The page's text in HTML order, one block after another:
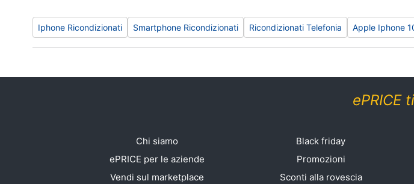
Iphone Ricondizionati Smartphone Ricondizionati Ricondizionati Telefonia Apple Iphone
ePRICE
Chi siamo
ePRICE per le aziende
Vendi sul marketplace
Black friday
Promozioni
Sconti alla rovescia